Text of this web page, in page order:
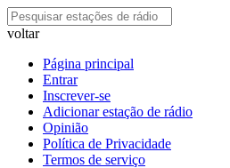
voltar
Página principal
Entrar
Inscrever-se
Adicionar estação de rádio
Opinião
Política de Privacidade
Termos de serviço